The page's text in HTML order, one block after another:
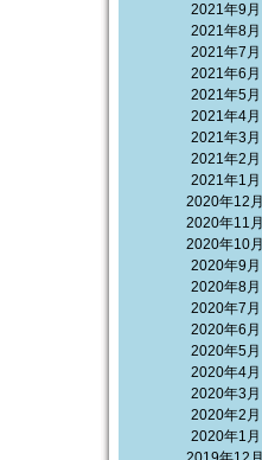
2021年9月
2021年8月
2021年7月
2021年6月
2021年5月
2021年4月
2021年3月
2021年2月
2021年1月
2020年12月
2020年11月
2020年10月
2020年9月
2020年8月
2020年7月
2020年6月
2020年5月
2020年4月
2020年3月
2020年2月
2020年1月